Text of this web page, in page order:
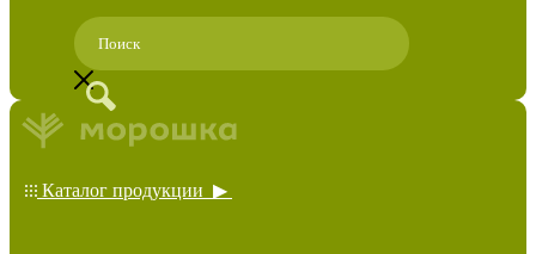
Каталог продукции ▶